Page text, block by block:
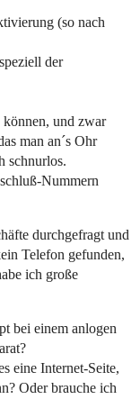
(so nach
der
können, und zwar
man an´s Ohr
schnurlos.
Nummern
durchgefragt und
Telefon gefunden,
ich große
bei einem anlogen
eine Internet-Seite,
Oder brauche ich